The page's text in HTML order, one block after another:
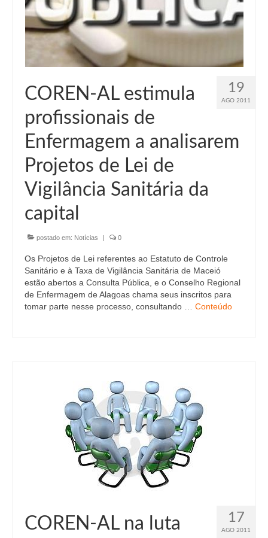
19
AGO 2011
COREN-AL estimula
profissionais de
Enfermagem a analisarem
Projetos de Lei de
Vigilância Sanitária da
capital
postado em: Notícias | 0
Os Projetos de Lei referentes ao Estatuto de Controle
Sanitário e à Taxa de Vigilância Sanitária de Maceió
estão abertos a Consulta Pública, e o Conselho Regional
de Enfermagem de Alagoas chama seus inscritos para
tomar parte nesse processo, consultando … Conteúdo
17
AGO 2011
COREN-AL na luta